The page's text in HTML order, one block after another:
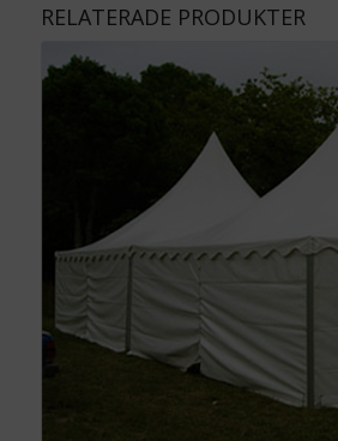
RELATERADE PRODUKTER